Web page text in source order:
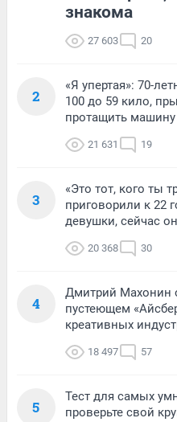
знакома
27 603 20
2
«Я упертая»: 70-
100 до 59 кило,
протащить машину
21 631 19
3
«Это тот, кого ты
приговорили к 22
девушки, сейчас
20 368 30
4
Дмитрий Махонин
пустеющем
креативных
18 497 57
5
Тест для самых
проверьте свой